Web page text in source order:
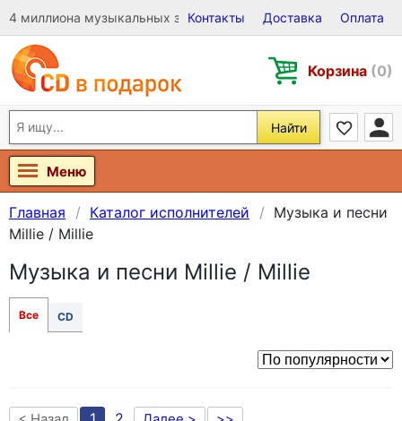
4 миллиона музыкальных записей на Виниле, CD и DVD
Контакты Доставка Оплата
Корзина (0)
Найти
Меню
Главная Каталог исполнителей
Музыка и песни
Millie / Millie
Музыка и песни Millie / Millie
Все CD